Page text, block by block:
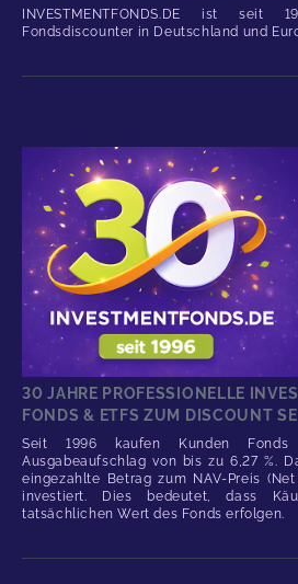
INVESTMENTFONDS.DE ist
Fondsdiscounter in Deutschland und
30 JAHRE PROFESSIONELLE
FONDS & ETFS ZUM DISCOUNT
Seit 1996 kaufen Kunden
Ausgabeaufschlag von bis zu 6,27 %.
eingezahlte Betrag zum NAV-Preis
investiert. Dies bedeutet, dass
tatsächlichen Wert des Fonds erfolgen.